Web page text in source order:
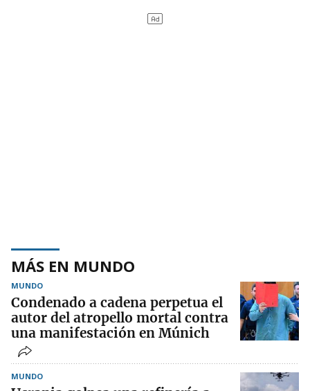
MÁS EN MUNDO
MUNDO
Condenado a cadena perpetua el
autor del atropello mortal contra
una manifestación en Múnich
MUNDO